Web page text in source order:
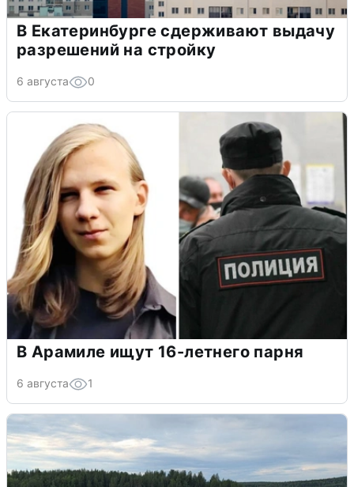
В Екатеринбурге сдерживают выдачу
разрешений на стройку
6 августа 0
В Арамиле ищут 16-летнего парня
6 августа 1